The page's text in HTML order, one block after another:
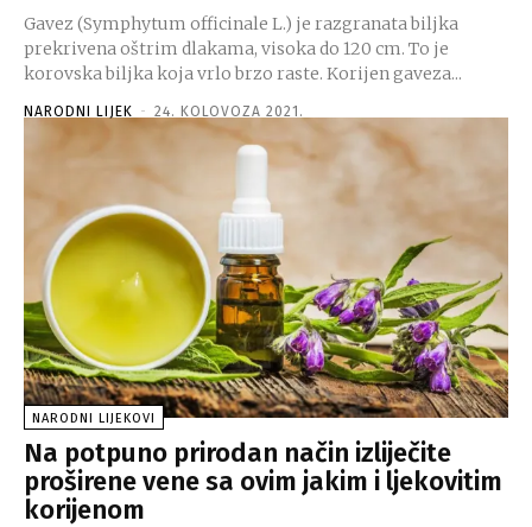
Gavez (Symphytum officinale L.) je razgranata biljka
prekrivena oštrim dlakama, visoka do 120 cm. To je
korovska biljka koja vrlo brzo raste. Korijen gaveza...
NARODNI LIJEK - 24. KOLOVOZA 2021.
NARODNI LIJEKOVI
Na potpuno prirodan način izliječite
proširene vene sa ovim jakim i ljekovitim
korijenom